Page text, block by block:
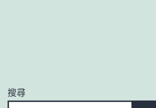
搜尋